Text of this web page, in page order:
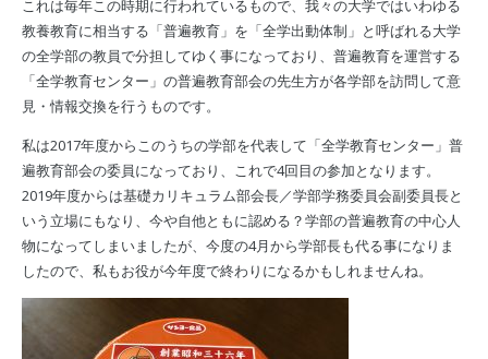
これは毎年この時期に行われているもので、我々の大学ではいわゆる
教養教育に相当する「普遍教育」を「全学出動体制」と呼ばれる大学
の全学部の教員で分担してゆく事になっており、普遍教育を運営する
「全学教育センター」の普遍教育部会の先生方が各学部を訪問して意
見・情報交換を行うものです。
私は2017年度からこのうちの学部を代表して「全学教育センター」普
遍教育部会の委員になっており、これで4回目の参加となります。
2019年度からは基礎カリキュラム部会長／学部学務委員会副委員長と
いう立場にもなり、今や自他ともに認める？学部の普遍教育の中心人
物になってしまいましたが、今度の4月から学部長も代る事になりま
したので、私もお役が今年度で終わりになるかもしれませんね。